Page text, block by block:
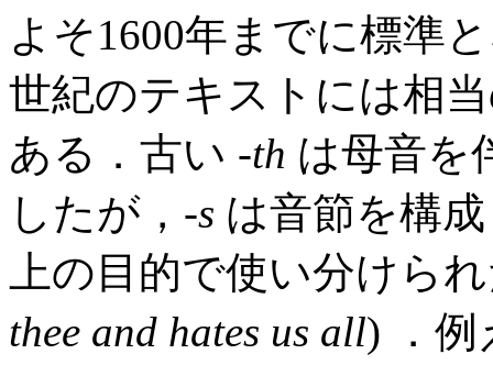
よそ1600年までに標準
世紀のテキストには相
ある．古い -th は母音を
したが，-s は音節を構
上の目的で使い分けら
thee and hates us all) ．例